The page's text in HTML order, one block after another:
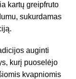
kartų greipfruto
sukurdamas
auginti
kurį puoselėjo
kvapniomis